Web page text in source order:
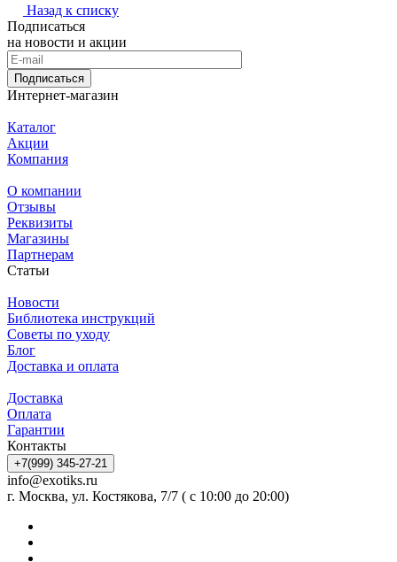
Назад к списку
Подписаться
на новости и акции
Подписаться
Интернет-магазин
Каталог
Акции
Компания
О компании
Отзывы
Реквизиты
Магазины
Партнерам
Статьи
Новости
Библиотека инструкций
Советы по уходу
Блог
Доставка и оплата
Доставка
Оплата
Гарантии
Контакты
+7(999) 345-27-21
info@exotiks.ru
г. Москва, ул. Костякова, 7/7 ( с 10:00 до 20:00)